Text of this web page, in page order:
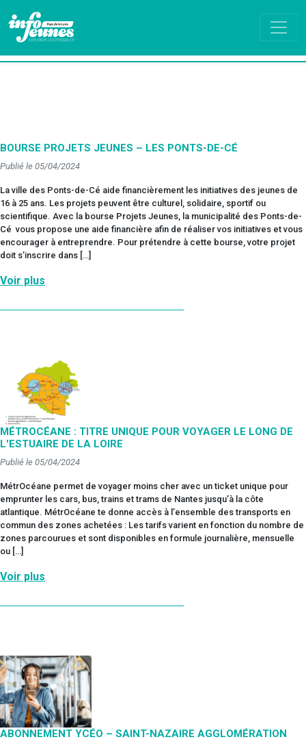
BOURSE PROJETS JEUNES – LES PONTS-DE-CÉ
Publié le 05/04/2024
La ville des Ponts-de-Cé aide financièrement les initiatives des jeunes de
16 à 25 ans. Les projets peuvent être culturel, solidaire, sportif ou
scientifique. Avec la bourse Projets Jeunes, la municipalité des Ponts-de-
Cé vous propose une aide financière afin de réaliser vos initiatives et vous
encourager à entreprendre. Pour prétendre à cette bourse, votre projet
doit s’inscrire dans […]
Voir plus
MÉTROCÉANE : TITRE UNIQUE POUR VOYAGER LE LONG DE
L'ESTUAIRE DE LA LOIRE
Publié le 05/04/2024
MétrOcéane permet de voyager moins cher avec un ticket unique pour
emprunter les cars, bus, trains et trams de Nantes jusqu’à la côte
atlantique. MétrOcéane te donne accès à l’ensemble des transports en
commun des zones achetées : Les tarifs varient en fonction du nombre de
zones parcourues et sont disponibles en formule journalière, mensuelle
ou […]
Voir plus
ABONNEMENT YCÉO – SAINT-NAZAIRE AGGLOMÉRATION